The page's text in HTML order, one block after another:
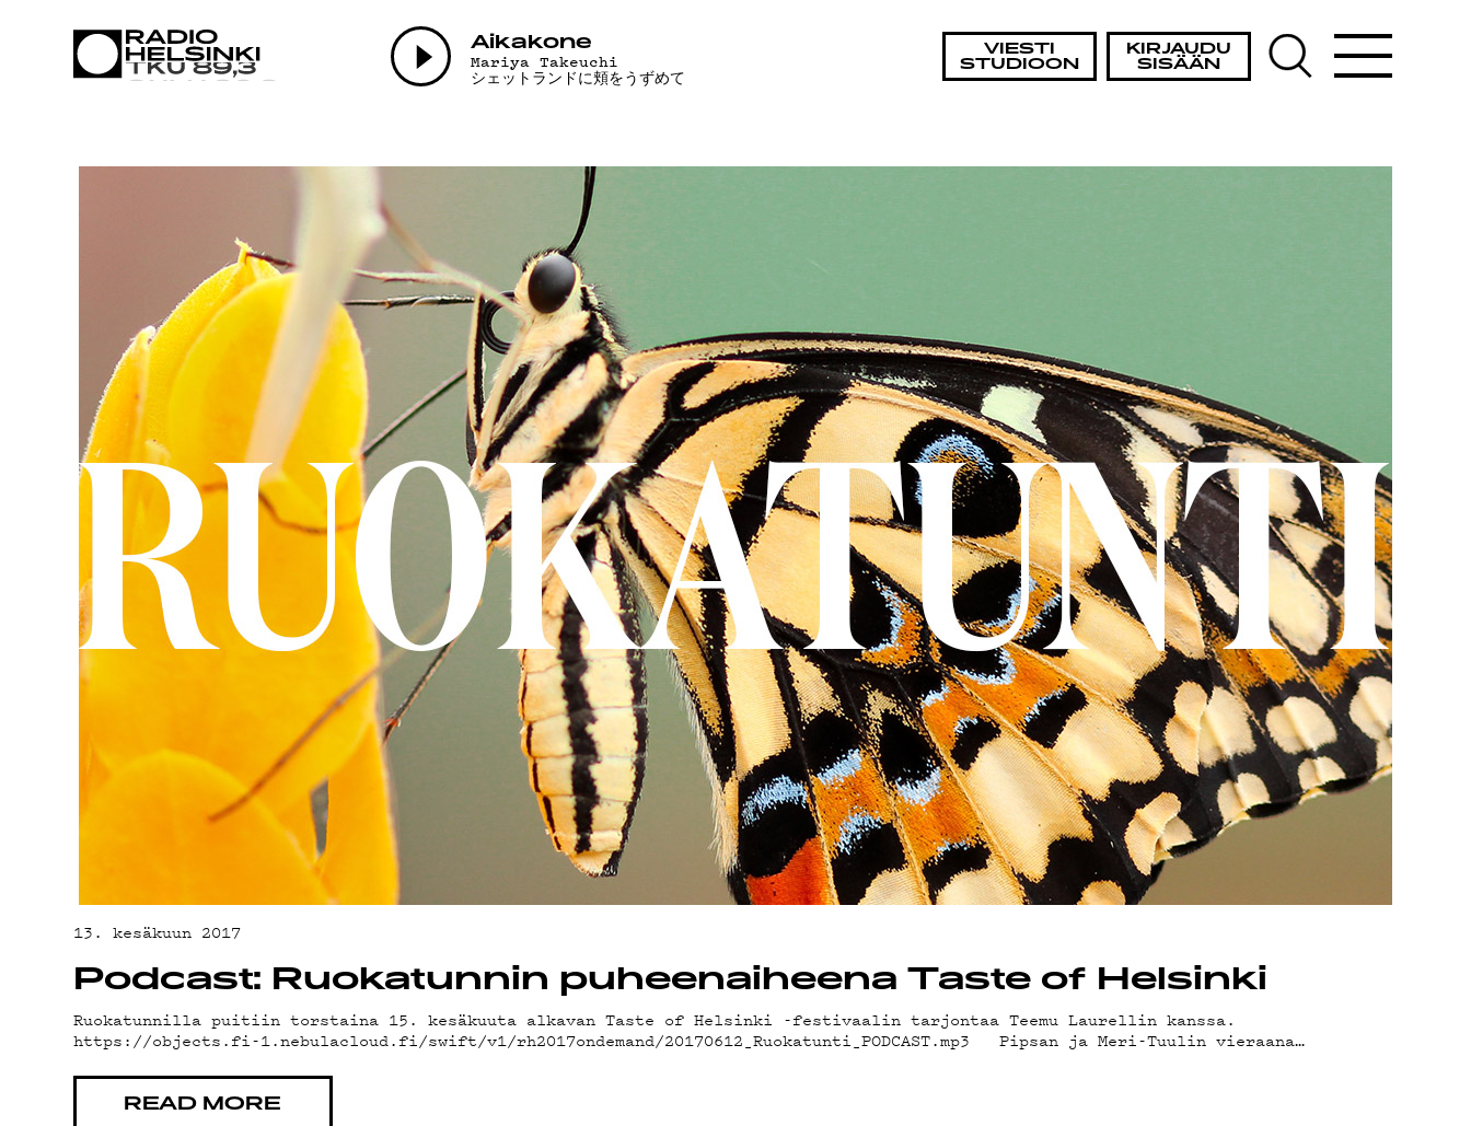
VIESTI
STUDIOON
KIRJAUDU
SISÄÄN
Aikakone
Mariya Takeuchi
シェットランドに頬をうずめて
AJANKOHTAISTA
OHJELMAT
TEKIJÄT
ON-DEMAND
PODCAST
MAINOSTA
YHTEYSTIEDOT
13. kesäkuun 2017
Podcast: Ruokatunnin puheenaiheena Taste of Helsinki
Ruokatunnilla puitiin torstaina 15. kesäkuuta alkavan Taste of Helsinki -festivaalin tarjontaa Teemu Laurellin kanssa.
https://objects.fi-1.nebulacloud.fi/swift/v1/rh2017ondemand/20170612_Ruokatunti_PODCAST.mp3 Pipsan ja Meri-Tuulin vieraana…
READ MORE